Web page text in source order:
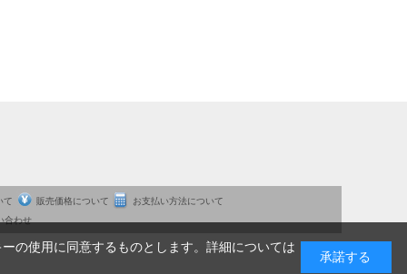
て 販売価格について
お支払い方法について
合わせ
の使用に同意するものとします。詳細については
承諾する